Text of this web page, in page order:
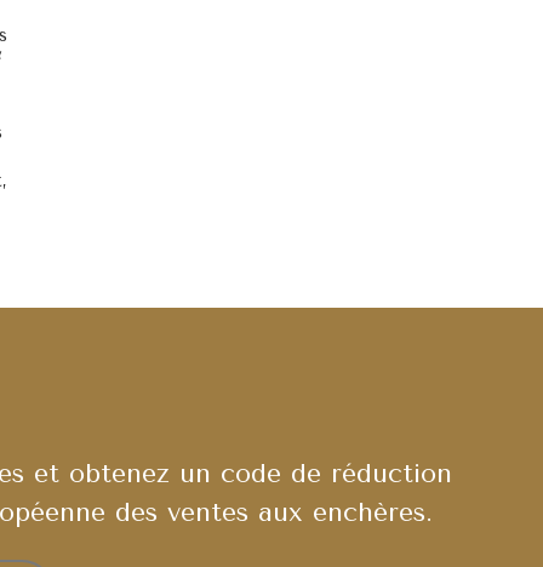
et obtenez un code de réduction
des ventes aux enchères.